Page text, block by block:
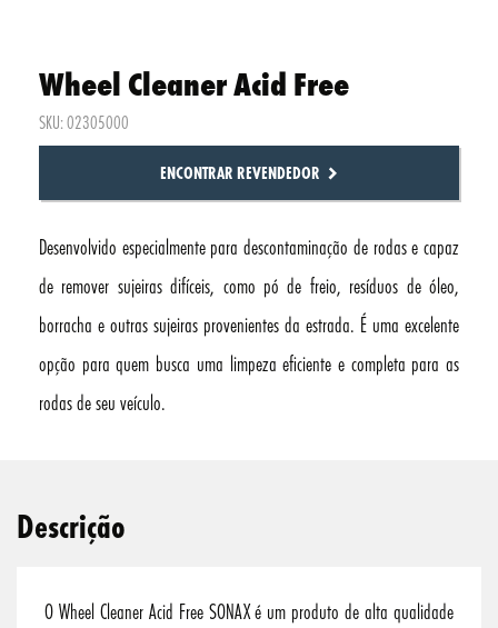
Wheel Cleaner Acid Free
SKU: 02305000
ENCONTRAR REVENDEDOR
Desenvolvido especialmente para descontaminação de rodas e capaz
de remover sujeiras difíceis, como pó de freio, resíduos de óleo,
borracha e outras sujeiras provenientes da estrada. É uma excelente
opção para quem busca uma limpeza eficiente e completa para as
rodas de seu veículo.
Descrição
O Wheel Cleaner Acid Free SONAX é um produto de alta qualidade